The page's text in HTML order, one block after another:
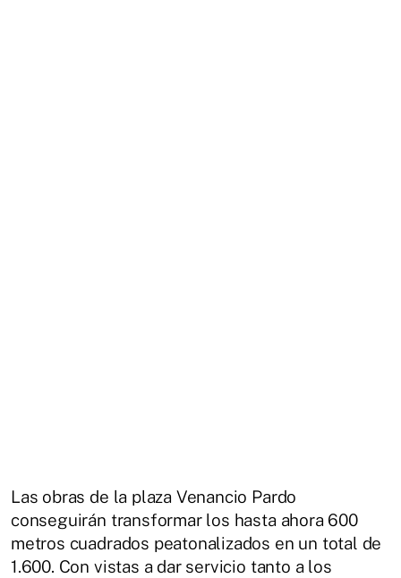
Las obras de la plaza Venancio Pardo
conseguirán transformar los hasta ahora 600
metros cuadrados peatonalizados en un total de
1.600. Con vistas a dar servicio tanto a los